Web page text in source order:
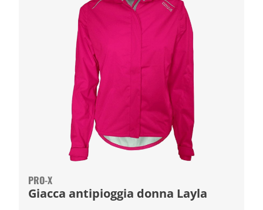
PRO-X
Giacca antipioggia donna Layla